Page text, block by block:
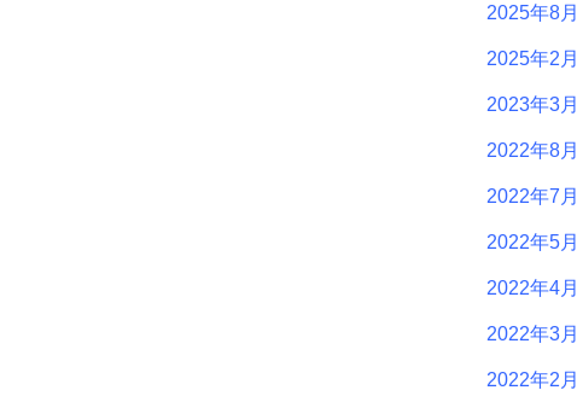
2025年8月
2025年2月
2023年3月
2022年8月
2022年7月
2022年5月
2022年4月
2022年3月
2022年2月